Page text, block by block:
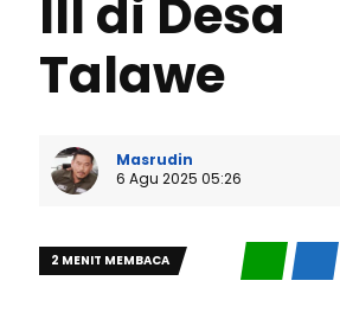
III di Desa
Talawe
Masrudin
6 Agu 2025 05:26
2 MENIT MEMBACA